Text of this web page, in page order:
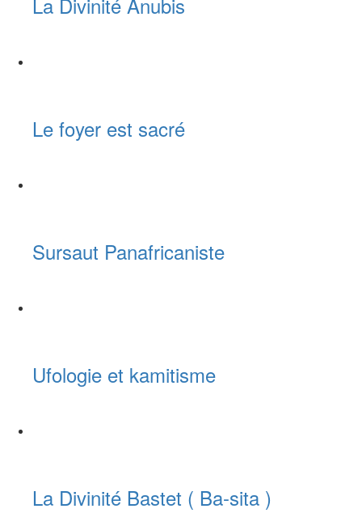
Le foyer est sacré
Sursaut Panafricaniste
Ufologie et kamitisme
La Divinité Bastet ( Ba-sita )